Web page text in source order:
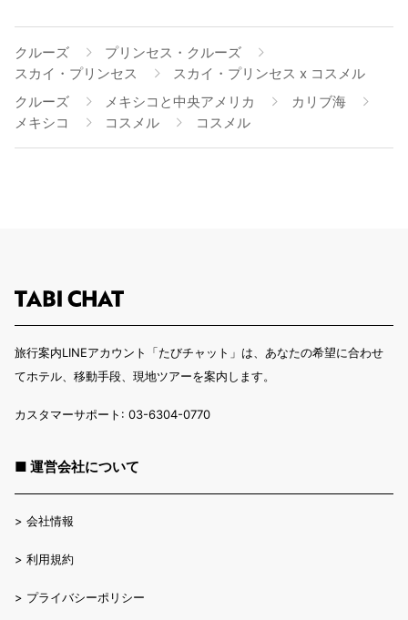
クルーズ
プリンセス・クルーズ
スカイ・プリンセス
スカイ・プリンセス x コスメル
クルーズ
メキシコと中央アメリカ
カリブ海
メキシコ
コスメル コスメル
旅行案内LINEアカウント「たびチャット」は、あなたの希望に合わせ
てホテル、移動手段、現地ツアーを案内します。
カスタマーサポート: 03-6304-0770
■ 運営会社について
> 会社情報
> 利用規約
> プライバシーポリシー